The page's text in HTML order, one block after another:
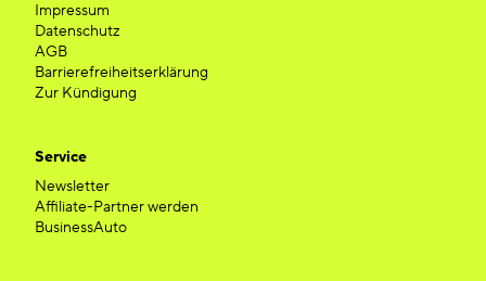
Impressum
Datenschutz
AGB
Barrierefreiheitserklärung
Zur Kündigung
Service
Newsletter
Affiliate-Partner werden
BusinessAuto